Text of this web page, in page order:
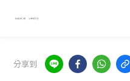
分享到